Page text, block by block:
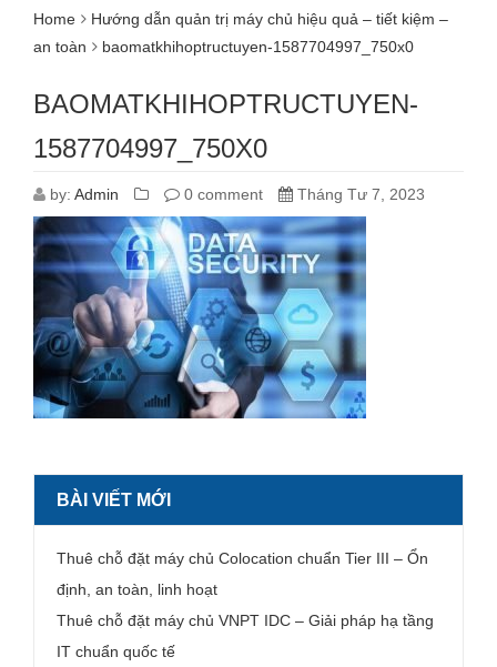
Home
Hướng dẫn quản trị máy chủ hiệu quả – tiết kiệm –
an toàn
baomatkhihoptructuyen-1587704997_750x0
BAOMATKHIHOPTRUCTUYEN-
1587704997_750X0
by: Admin 0 comment Tháng Tư 7, 2023
BÀI VIẾT MỚI
Thuê chỗ đặt máy chủ Colocation chuẩn Tier III – Ổn
định, an toàn, linh hoạt
Thuê chỗ đặt máy chủ VNPT IDC – Giải pháp hạ tầng
IT chuẩn quốc tế